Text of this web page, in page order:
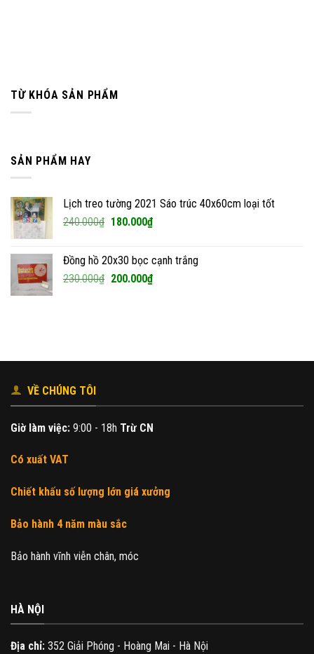
TỪ KHÓA SẢN PHẨM
SẢN PHẨM HAY
Lịch treo tường 2021 Sáo trúc 40x60cm loại tốt
240.000₫ Giá
240.000₫.
180.000₫Giá
là:
180.000₫.
Đồng hồ 20x30 bọc cạnh trắng
230.000₫ Giá
200.000₫Giá
VỀ CHÚNG TÔI
Giờ làm việc: 9:00 - 18h Trừ CN
Có xuất VAT
Chiết khấu số lượng lớn giá xưởng
Bảo hành 4 năm màu sắc
Bảo hành vĩnh viễn chân, móc
HÀ NỘI
Địa chỉ: 352 Giải Phóng - Hoàng Mai - Hà Nội